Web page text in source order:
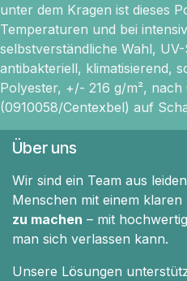
unter dem Kragen ist dieses
Temperaturen und bei
selbstverständliche Wahl,
antibakteriell, klimatisierend,
Polyester, +/- 216 g/m², nach
(0910058/Centexbel) auf
Über uns
Wir sind ein Team aus
Menschen mit einem klaren
zu machen – mit
man sich verlassen kann.
Unsere Lösungen